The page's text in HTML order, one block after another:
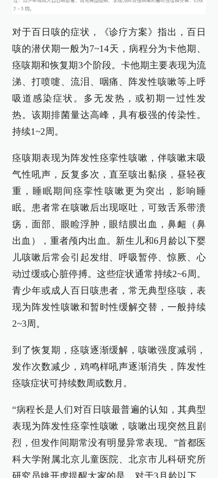
对于百日咳的症状，《诊疗方案》指出，百日
咳的潜伏期一般为7~14天，病程分为卡他期、
痉咳期和恢复期3个阶段。卡他期主要表现为流
涕、打喷嚏、流泪、咽痛、阵发性咳嗽等上呼
吸道感染症状。多无发热，或初期一过性发
热。该期排菌量达高峰，具有极强的传染性。
持续1~2周。
痉咳期表现为阵发性痉挛性咳嗽，伴咳嗽末吸
气性吼声，反复多次，直至咳出黏痰，昼轻夜
重，睡眠期间痉挛性咳嗽更为突出，影响睡
眠。患者常在咳嗽后出现呕吐，可致舌系带溃
疡，面部、眼睑浮肿，眼结膜出血，鼻衄（鼻
出血），重者颅内出血。新生儿和6月龄以下婴
儿咳嗽后常会引起发绀、呼吸暂停、惊厥、心
动过缓或心脏停搏。这些症状通常持续2~6周。
青少年或成人百日咳患者，常无典型痉咳，表
现为阵发性咳嗽和暂时性缓解交替，一般持续
2~3周。
到了恢复期，痉咳逐渐缓解，咳嗽强度减弱，
发作次数减少，鸡鸣样吼声逐渐消失，阵发性
痉咳症状可持续数周或数月。
“病程长是人们对百日咳最普遍的认知，其典型
表现为阵发性痉挛性咳嗽，咳嗽出现突然且剧
烈，但发作间期常没有明显异常表现。”首都医
科大学附属北京儿童医院、北京市儿科研究所
研究员姚开虎提醒大家的是，对于3月龄以下、